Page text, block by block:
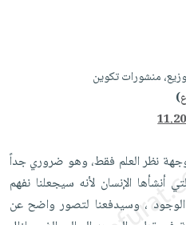
منشورات تكوين
)
نظر العلم فقط، وهو ضروري جداً
أنشأها الإنسان لأنه سيجعلنا نفهم
الوجود ، وسيدفعنا لتصور واضح عن